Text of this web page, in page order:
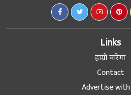
Links
हाम्रो बारेमा
Contact
Advertise